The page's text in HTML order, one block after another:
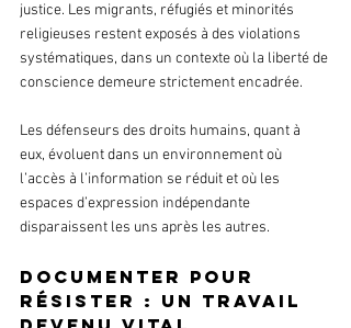
justice. Les migrants, réfugiés et minorités
religieuses restent exposés à des violations
systématiques, dans un contexte où la liberté de
conscience demeure strictement encadrée.
Les défenseurs des droits humains, quant à
eux, évoluent dans un environnement où
l’accès à l’information se réduit et où les
espaces d’expression indépendante
disparaissent les uns après les autres.
Documenter pour
résister : un travail